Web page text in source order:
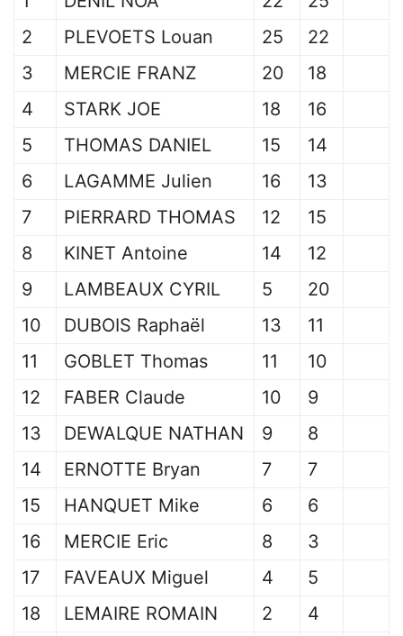
2
PLEVOETS Louan 25
22
3
MERCIE FRANZ 20
18
4
STARK JOE 18
16
5
THOMAS DANIEL 15
14
6
LAGAMME Julien 16
13
7
PIERRARD THOMAS 12
15
8
KINET Antoine 14
12
9
LAMBEAUX CYRIL 5
20
10
DUBOIS Raphaël 13
11
11
GOBLET Thomas 11
10
12
FABER Claude 10
9
13
DEWALQUE NATHAN 9
8
14
ERNOTTE Bryan 7
7
15
HANQUET Mike 6
6
16
MERCIE Eric 8
3
17
FAVEAUX Miguel 4
5
18
LEMAIRE ROMAIN 2
4